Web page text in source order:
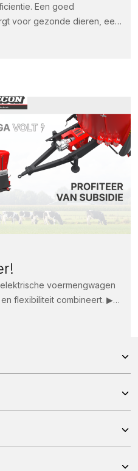
Een goed
voor gezonde dieren, een
voermengwagen
flexibiliteit combineert. ▶